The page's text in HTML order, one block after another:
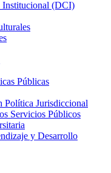
Institucional (DCI)
Públicas
Política Jurisdiccional
Servicios Públicos
y Desarrollo